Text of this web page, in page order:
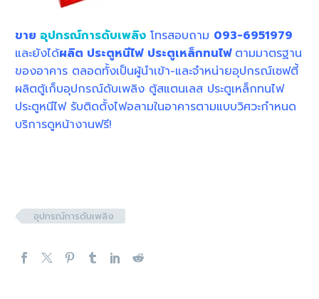
ขาย อุปกรณ์การดับเพลิง โทรสอบถาม 093-6951979
และยังได้ผลิต ประตูหนีไฟ ประตูเหล็กทนไฟ ตามมาตรฐาน
ของอาคาร ตลอดทั้งเป็นผู้นำเข้า-และจำหน่ายอุปกรณ์เซฟตี้
ผลิตตู้เก็บอุปกรณ์ดับเพลิง ตู้สแตนเลส ประตูเหล็กทนไฟ
ประตูหนีไฟ รับติดตั้งไฟอลามในอาคารตามแบบวิศวะกำหนด
บริการดูหน้างานฟรี!
อุปกรณ์การดับเพลิง